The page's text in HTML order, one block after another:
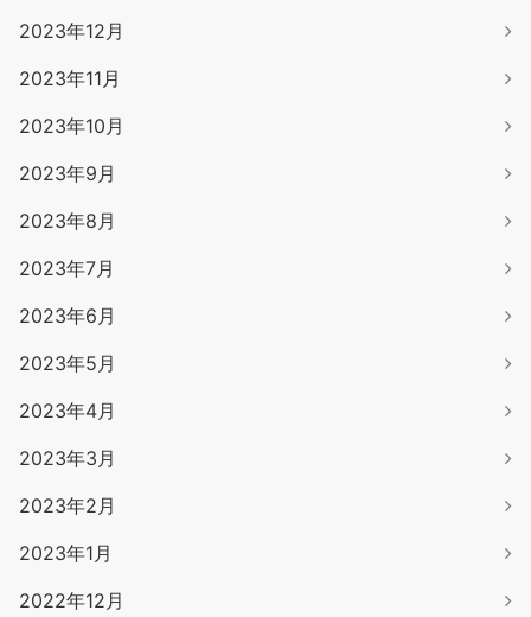
2023年12月
2023年11月
2023年10月
2023年9月
2023年8月
2023年7月
2023年6月
2023年5月
2023年4月
2023年3月
2023年2月
2023年1月
2022年12月